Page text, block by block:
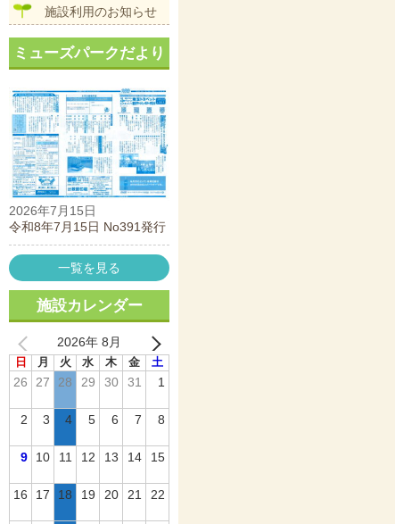
施設利用のお知らせ
ミューズパークだより
2026年7月15日
令和8年7月15日 No391発行
一覧を見る
施設カレンダー
2026年 8月
日 月 火 水 木 金 土
26 27 28 29 30 31 1
2 3 4 5 6 7 8
9 10 11 12 13 14 15
16 17 18 19 20 21 22